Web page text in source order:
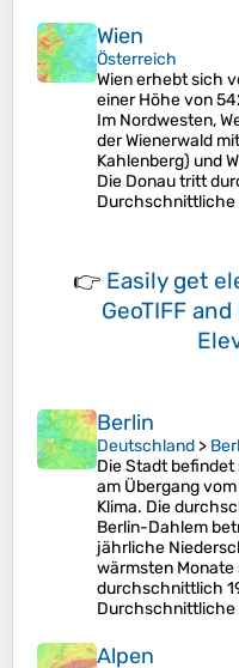
Wien
Österreich
Wien erhebt sich
einer Höhe von
Im Nordwesten,
der Wienerwald
Kahlenberg) und
Die Donau tritt
Durchschnittliche
👉 Easily get
GeoTIFF
Berlin
Deutschland >
Die Stadt befindet
am Übergang
Klima. Die
Berlin-Dahlem
jährliche
wärmsten Monate
durchschnittlich
Durchschnittliche
Alpen